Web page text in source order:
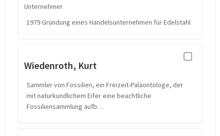
Unternehmer
1979 Gründung eines Handelsunternehmen für Edelstahl
Wiedenroth, Kurt
Sammler von Fossilien, ein Freizeit-Paläontologe, der
mit naturkundlichem Eifer eine beachtliche
Fossiliensammlung aufb…